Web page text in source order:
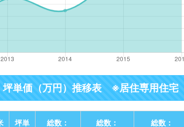
坪単価（万円）推移表 ※居住専用住宅
坪単
総数：
総数：
総数：